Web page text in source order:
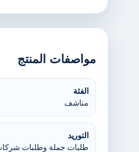
مواصفات المنتج
الفئة
مناشف
التوريد
طلبات جملة وطلبات